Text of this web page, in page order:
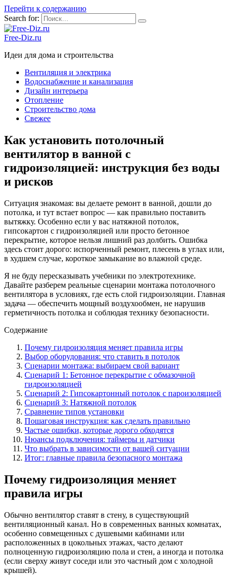
Перейти к содержанию
Search for:
Free-Diz.ru
Идеи для дома и строительства
Вентиляция и электрика
Водоснабжение и канализация
Дизайн интерьера
Отопление
Строительство дома
Свежее
Как установить потолочный
вентилятор в ванной с
гидроизоляцией: инструкция без воды
и рисков
Ситуация знакомая: вы делаете ремонт в ванной, дошли до
потолка, и тут встает вопрос — как правильно поставить
вытяжку. Особенно если у вас натяжной потолок,
гипсокартон с гидроизоляцией или просто бетонное
перекрытие, которое нельзя лишний раз долбить. Ошибка
здесь стоит дорого: испорченный ремонт, плесень в углах или,
в худшем случае, короткое замыкание во влажной среде.
Я не буду пересказывать учебники по электротехнике.
Давайте разберем реальные сценарии монтажа потолочного
вентилятора в условиях, где есть слой гидроизоляции. Главная
задача — обеспечить мощный воздухообмен, не нарушив
герметичность потолка и соблюдая технику безопасности.
Содержание
Почему гидроизоляция меняет правила игры
Выбор оборудования: что ставить в потолок
Сценарии монтажа: выбираем свой вариант
Сценарий 1: Бетонное перекрытие с обмазочной
гидроизоляцией
Сценарий 2: Гипсокартонный потолок с пароизоляцией
Сценарий 3: Натяжной потолок
Сравнение типов установки
Пошаговая инструкция: как сделать правильно
Частые ошибки, которые дорого обходятся
Нюансы подключения: таймеры и датчики
Что выбрать в зависимости от вашей ситуации
Итог: главные правила безопасного монтажа
Почему гидроизоляция меняет
правила игры
Обычно вентилятор ставят в стену, в существующий
вентиляционный канал. Но в современных ванных комнатах,
особенно совмещенных с душевыми кабинами или
расположенных в цокольных этажах, часто делают
полноценную гидроизоляцию пола и стен, а иногда и потолка
(если сверху живут соседи или это частный дом с холодной
крышей).